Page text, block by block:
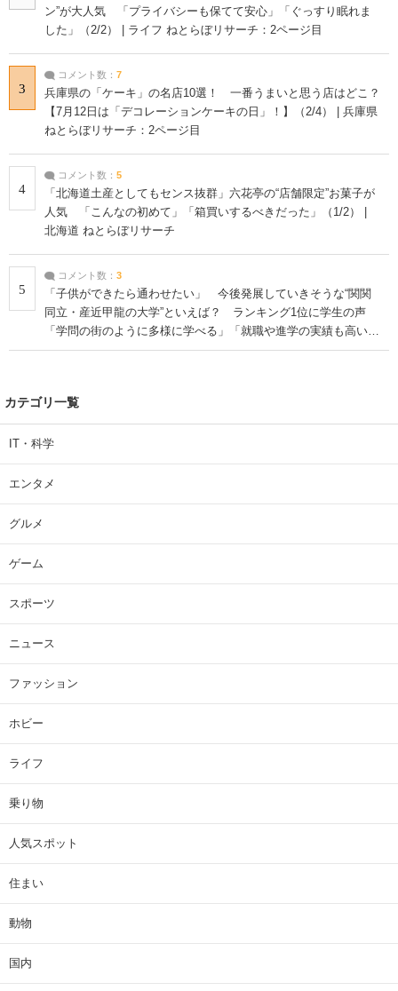
ン”が大人気 「プライバシーも保てて安心」「ぐっすり眠れま
した」（2/2） | ライフ ねとらぼリサーチ：2ページ目
3
コメント数： 7
兵庫県の「ケーキ」の名店10選！ 一番うまいと思う店はどこ？
【7月12日は「デコレーションケーキの日」！】（2/4） | 兵庫県
ねとらぼリサーチ：2ページ目
4
コメント数： 5
「北海道土産としてもセンス抜群」六花亭の“店舗限定”お菓子が
人気 「こんなの初めて」「箱買いするべきだった」（1/2） |
北海道 ねとらぼリサーチ
5
コメント数： 3
「子供ができたら通わせたい」 今後発展していきそうな“関関
同立・産近甲龍の大学”といえば？ ランキング1位に学生の声
「学問の街のように多様に学べる」「就職や進学の実績も高い」
| 大学 ねとらぼリサーチ
カテゴリ一覧
IT・科学
エンタメ
グルメ
ゲーム
スポーツ
ニュース
ファッション
ホビー
ライフ
乗り物
人気スポット
住まい
動物
国内